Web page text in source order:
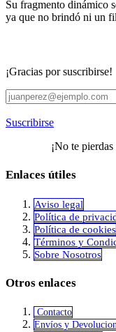
Su fragmento dinámico
ya que no brindó ni un
¡Gracias por suscribirse!
Suscribirse
¡No te
Enlaces útiles
Aviso legal
Política de
​Política de cookies
Términos y
Sobre Nosotros
Otros enlaces
Contacto
Envíos y